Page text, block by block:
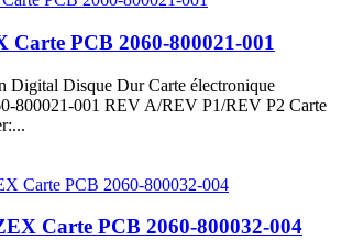
Carte PCB 2060-800021-001
Digital Disque Dur Carte électronique
800021-001 REV A/REV P1/REV P2 Carte
Carte PCB 2060-800032-004